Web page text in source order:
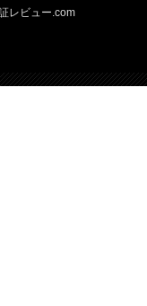
レビュー.com